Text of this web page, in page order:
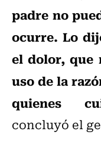
padre no
ocurre. Lo
el dolor, que
uso de la
quienes
concluyó el